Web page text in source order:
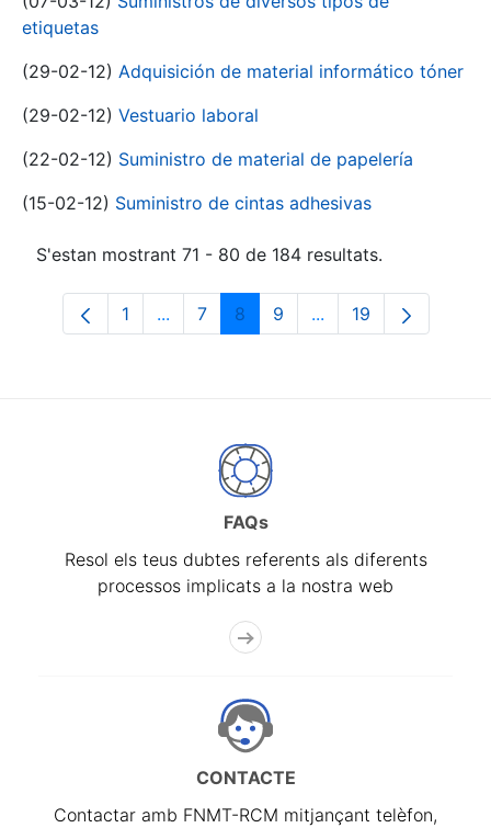
etiquetas
(29-02-12) Adquisición de material informático tóner
(29-02-12) Vestuario laboral
(22-02-12) Suministro de material de papelería
(15-02-12) Suministro de cintas adhesivas
S'estan mostrant 71 - 80 de 184 resultats.
Pàgina
1 ...Pàgines intermèdies Utilitzeu TAB per
Pàgina
7 Pàgina
8 Pàgina
9 ...PàginesPàgina
19
FAQs
Resol els teus dubtes referents als diferents
processos implicats a la nostra web
CONTACTE
Contactar amb FNMT-RCM mitjançant telèfon,